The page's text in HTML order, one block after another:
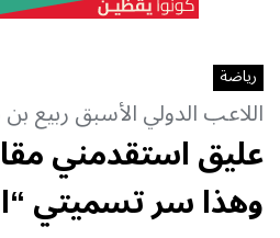
رياضة
اللاعب الدولي الأسبق ربيع
وهذا سر تسميتي